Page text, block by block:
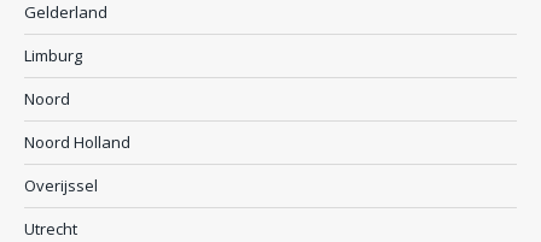
Gelderland
Limburg
Noord
Noord Holland
Overijssel
Utrecht